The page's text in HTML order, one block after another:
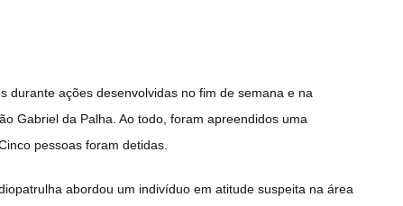
durante ações desenvolvidas no fim de semana e na
Gabriel da Palha. Ao todo, foram apreendidos uma
pessoas foram detidas.
abordou um indivíduo em atitude suspeita na área